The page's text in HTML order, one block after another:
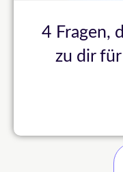
4 Fragen,
zu dir